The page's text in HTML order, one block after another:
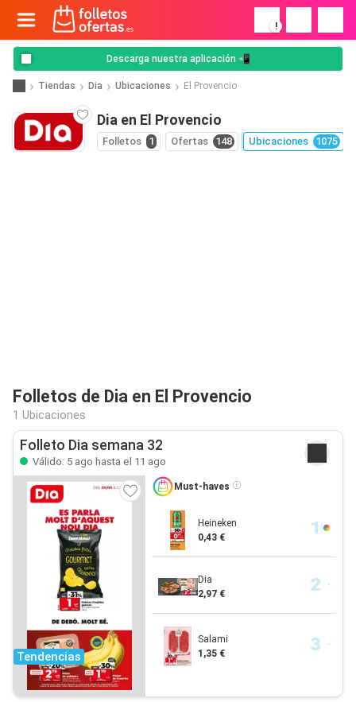
!
Descarga nuestra aplicación 📲
Tiendas Dia Ubicaciones El Provencio
Dia en El Provencio
Folletos 1 Ofertas 148 Ubicaciones 1075
Folletos de Dia en El Provencio
1 Ubicaciones
Folleto Dia semana 32
Válido: 5 ago hasta el 11 ago
Tendencias
Must-haves
Heineken
0,43 €
Dia
2,97 €
Salami
1,35 €